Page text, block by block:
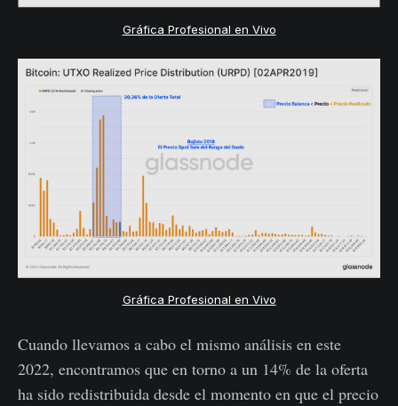
Gráfica Profesional en Vivo
Gráfica Profesional en Vivo
Cuando llevamos a cabo el mismo análisis en este
2022, encontramos que en torno a un 14% de la oferta
ha sido redistribuida desde el momento en que el precio